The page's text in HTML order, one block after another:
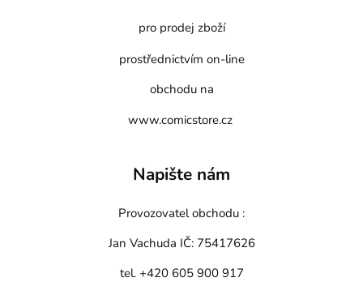
pro prodej zboží
prostřednictvím on-line
obchodu na
www.comicstore.cz
Napište nám
Provozovatel obchodu :
Jan Vachuda IČ: 75417626
tel. +420 605 900 917